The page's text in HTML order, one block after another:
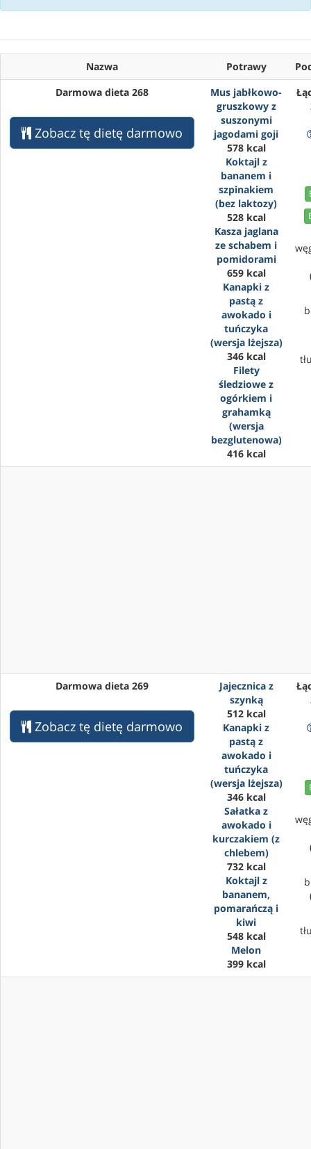
Nazwa Potrawy
Darmowa dieta 268
Zobacz tę dietę darmowo
Mus jabłkowo-
gruszkowy z
suszonymi
jagodami goji
578 kcal
Koktajl z
bananem i
szpinakiem
(bez laktozy)
528 kcal
Kasza jaglana
ze schabem i
pomidorami
659 kcal
Kanapki z
pastą z
awokado i
tuńczyka
(wersja lżejsza)
346 kcal
Filety
śledziowe z
ogórkiem i
grahamką
(wersja
bezglutenowa)
416 kcal
Darmowa dieta 269
Zobacz tę dietę darmowo
Jajecznica z
szynką
512 kcal
Kanapki z
pastą z
awokado i
tuńczyka
(wersja lżejsza)
346 kcal
Sałatka z
awokado i
kurczakiem (z
chlebem)
732 kcal
Koktajl z
bananem,
pomarańczą i
kiwi
548 kcal
Melon
399 kcal